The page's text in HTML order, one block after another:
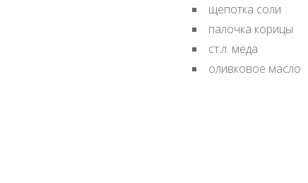
щепотка соли
палочка корицы
ст.л. мёда
оливковое масло